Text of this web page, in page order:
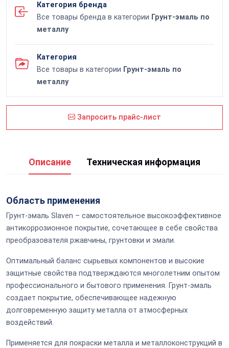
Категория бренда
Все товары бренда в категории Грунт-эмаль по
металлу
Категория
Все товары в категории Грунт-эмаль по
металлу
Запросить прайс-лист
Описание Техническая информация
Область применения
Грунт-эмаль Slaven – самостоятельное высокоэффективное
антикоррозионное покрытие, сочетающее в себе свойства
преобразователя ржавчины, грунтовки и эмали.
Оптимальный баланс сырьевых компонентов и высокие
защитные свойства подтверждаются многолетним опытом
профессионального и бытового применения. Грунт-эмаль
создает покрытие, обеспечивающее надежную
долговременную защиту металла от атмосферных
воздействий.
Применяется для покраски металла и металлоконструкций в